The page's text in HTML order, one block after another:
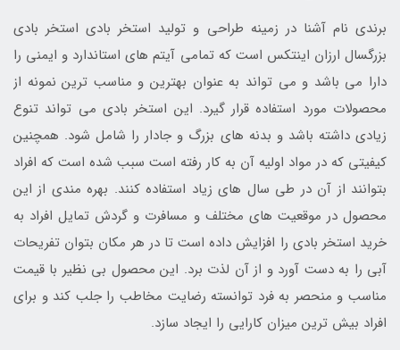
برندی نام آشنا در زمینه طراحی و تولید استخر بادی استخر بادی
بزرگسال ارزان اینتکس است که تمامی آیتم های استاندارد و ایمنی را
دارا می باشد و می تواند به عنوان بهترین و مناسب ترین نمونه از
محصولات مورد استفاده قرار گیرد. این استخر بادی می تواند تنوع
زیادی داشته باشد و بدنه های بزرگ و جادار را شامل شود. همچنین
کیفیتی که در مواد اولیه آن به کار رفته است سبب شده است که افراد
بتوانند از آن در طی سال های زیاد استفاده کنند. بهره مندی از این
محصول در موقعیت های مختلف و مسافرت و گردش تمایل افراد به
خرید استخر بادی را افزایش داده است تا در هر مکان بتوان تفریحات
آبی را به دست آورد و از آن لذت برد. این محصول بی نظیر با قیمت
مناسب و منحصر به فرد توانسته رضایت مخاطب را جلب کند و برای
افراد بیش ترین میزان کارایی را ایجاد سازد.